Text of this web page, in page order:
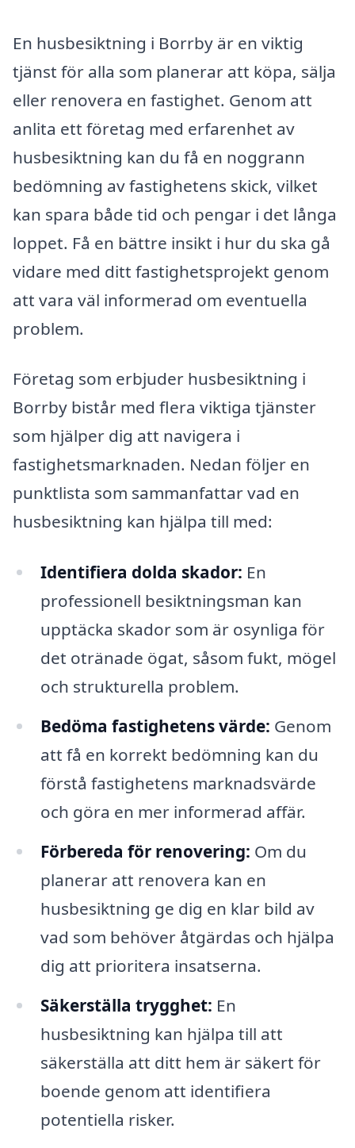
En husbesiktning i Borrby är en viktig
tjänst för alla som planerar att köpa, sälja
eller renovera en fastighet. Genom att
anlita ett företag med erfarenhet av
husbesiktning kan du få en noggrann
bedömning av fastighetens skick, vilket
kan spara både tid och pengar i det långa
loppet. Få en bättre insikt i hur du ska gå
vidare med ditt fastighetsprojekt genom
att vara väl informerad om eventuella
problem.
Företag som erbjuder husbesiktning i
Borrby bistår med flera viktiga tjänster
som hjälper dig att navigera i
fastighetsmarknaden. Nedan följer en
punktlista som sammanfattar vad en
husbesiktning kan hjälpa till med:
Identifiera dolda skador: En
professionell besiktningsman kan
upptäcka skador som är osynliga för
det otränade ögat, såsom fukt, mögel
och strukturella problem.
Bedöma fastighetens värde: Genom
att få en korrekt bedömning kan du
förstå fastighetens marknadsvärde
och göra en mer informerad affär.
Förbereda för renovering: Om du
planerar att renovera kan en
husbesiktning ge dig en klar bild av
vad som behöver åtgärdas och hjälpa
dig att prioritera insatserna.
Säkerställa trygghet: En
husbesiktning kan hjälpa till att
säkerställa att ditt hem är säkert för
boende genom att identifiera
potentiella risker.